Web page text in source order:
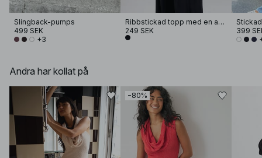
Slingback-pumps
499 SEK
+3
Ribbstickad topp med en axel
249 SEK
399
Andra har kollat på
−80%